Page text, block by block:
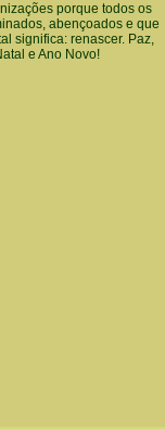
porque todos os
abençoados e que
significa: renascer. Paz,
e Ano Novo!